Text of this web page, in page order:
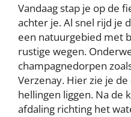
Vandaag stap je op de
achter je. Al snel rijd je
een natuurgebied met
rustige wegen.
champagnedorpen
Verzenay. Hier zie je
hellingen liggen. Na de
afdaling richting het